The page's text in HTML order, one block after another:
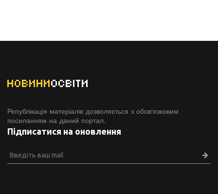
НОВИНИОСВІТИ
Републікація матеріалів дозволяється з обов'язковим
посиланням на даний портал.
Підписатися на оновлення